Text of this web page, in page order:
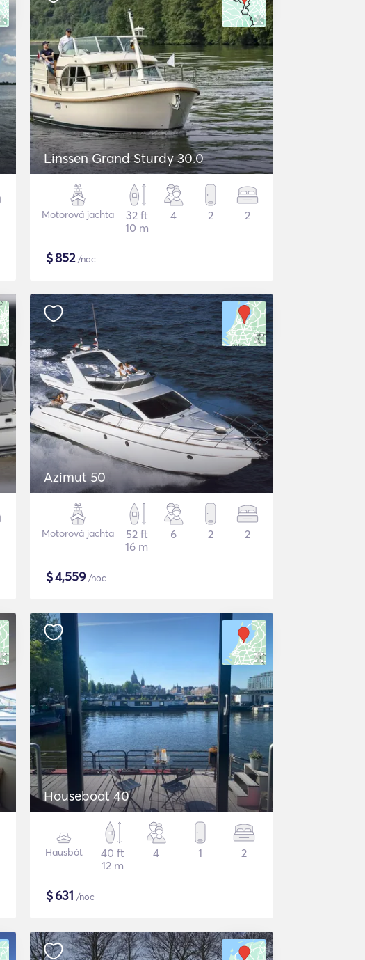
Linssen Grand Sturdy 30.0
Motorová jachta
32 ft
10 m
4 2 2
$852/noc
Azimut 50
Motorová jachta
52 ft
16 m
6 2 2
$4,559/noc
Houseboat 40
Hausbót
40 ft
12 m
4 1 2
$631 /noc